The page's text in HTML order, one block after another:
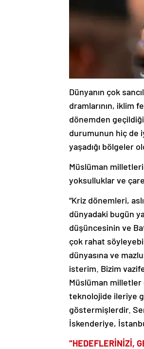
Dünyanın çok
dramlarının, iklim
dönemden
durumunun hiç de
yaşadığı bölgeler
Müslüman
yoksulluklar ve
“Kriz dönemleri,
dünyadaki bugün
düşüncesinin ve
çok rahat
dünyasına ve
isterim. Bizim
Müslüman
teknolojide ileriye
göstermişlerdir.
İskenderiye,
“HEDEFLERİNİZİ,